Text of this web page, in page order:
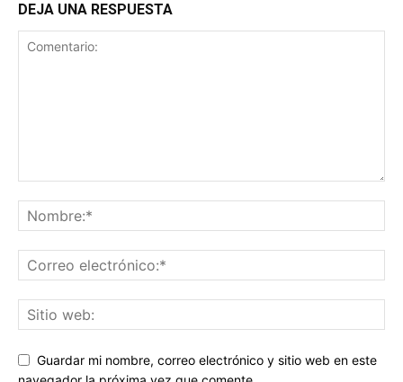
DEJA UNA RESPUESTA
Guardar mi nombre, correo electrónico y sitio web en este